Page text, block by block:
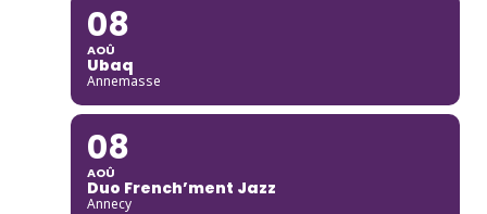
08
AOÛ
Ubaq
Annemasse
08
AOÛ
Duo French’ment Jazz
Annecy